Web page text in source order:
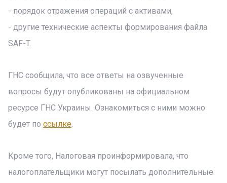
- порядок отражения операций с активами,
- другие технические аспекты формирования файла
SAF-T.
ГНС сообщила, что все ответы на озвученные
вопросы будут опубликованы на официальном
ресурсе ГНС Украины. Ознакомиться с ними можно
будет по ссылке.
Кроме того, Налоговая проинформировала, что
налогоплательщики могут посылать дополнительные